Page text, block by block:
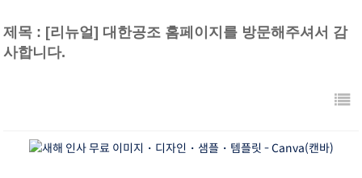
제목 : [리뉴얼] 대한공조 홈페이지를 방문해주셔서 감
사합니다.